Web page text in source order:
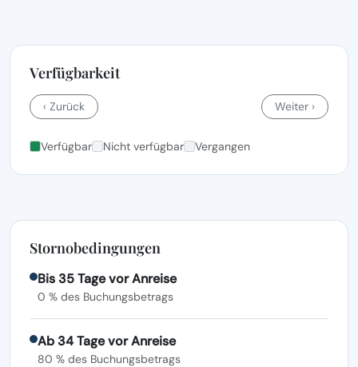
Verfügbarkeit
‹ Zurück Weiter ›
Verfügbar Nicht verfügbar Vergangen
Stornobedingungen
Bis 35 Tage vor Anreise
0 % des Buchungsbetrags
Ab 34 Tage vor Anreise
80 % des Buchungsbetrags